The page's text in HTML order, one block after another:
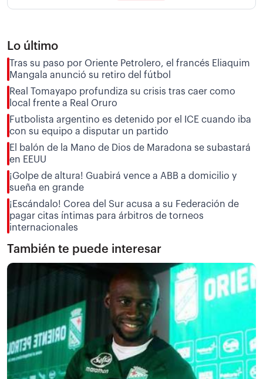
Lo último
Tras su paso por Oriente Petrolero, el francés Eliaquim
Mangala anunció su retiro del fútbol
Real Tomayapo profundiza su crisis tras caer como
local frente a Real Oruro
Futbolista argentino es detenido por el ICE cuando iba
con su equipo a disputar un partido
El balón de la Mano de Dios de Maradona se subastará
en EEUU
¡Golpe de altura! Guabirá vence a ABB a domicilio y
sueña en grande
¡Escándalo! Corea del Sur acusa a su Federación de
pagar citas íntimas para árbitros de torneos
internacionales
También te puede interesar